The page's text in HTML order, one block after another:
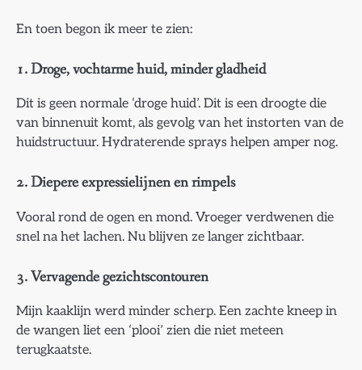
En toen begon ik meer te zien:
1. Droge, vochtarme huid, minder gladheid
Dit is geen normale ‘droge huid’. Dit is een droogte die
van binnenuit komt, als gevolg van het instorten van de
huidstructuur. Hydraterende sprays helpen amper nog.
2. Diepere expressielijnen en rimpels
Vooral rond de ogen en mond. Vroeger verdwenen die
snel na het lachen. Nu blijven ze langer zichtbaar.
3. Vervagende gezichtscontouren
Mijn kaaklijn werd minder scherp. Een zachte kneep in
de wangen liet een ‘plooi’ zien die niet meteen
terugkaatste.